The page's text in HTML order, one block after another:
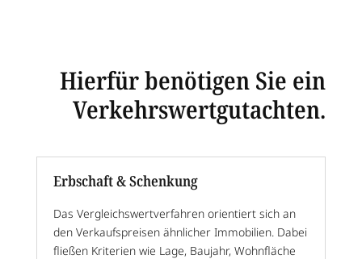
Hierfür benötigen Sie ein
Verkehrswertgutachten.
Erbschaft & Schenkung
Das Vergleichswertverfahren orientiert sich an
den Verkaufspreisen ähnlicher Immobilien. Dabei
fließen Kriterien wie Lage, Baujahr, Wohnfläche